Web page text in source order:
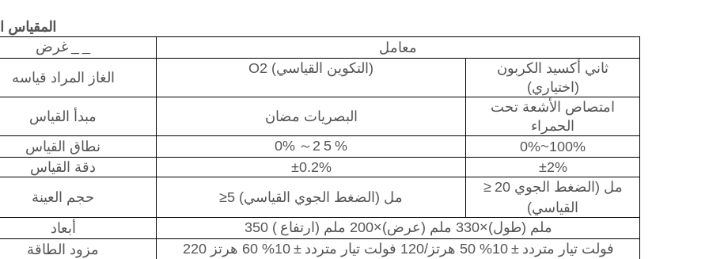
المقياس
غرض
معامل
الغاز المراد قياسه
O2 (التكوين القياسي)
ثاني أكسيد الكربون
(اختياري)
مبدأ القياس
البصريات مضان
امتصاص الأشعة تحت
الحمراء
نطاق القياس
0% ～ 2 5 %
0%~100%
دقة القياس
±0.2%
±2%
حجم العينة
≥5 مل (الضغط الجوي القياسي)
≥ 20 مل (الضغط الجوي
القياسي)
أبعاد
350 ملم (طول)×330 ملم (عرض)×200 ملم (ارتفاع
)
مزود الطاقة
220 فولت تيار متردد ± 10% 50 هرتز/120 فولت تيار متردد ± 10% 60 هرتز